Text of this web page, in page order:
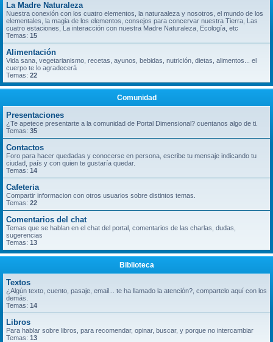
La Madre Naturaleza
Nuestra conexión con los cuatro elementos, la naturaaleza y nosotros, el mundo de los
elementales, la magia de los elementos, consejos para concervar nuestra Tierra, Las
cuatro estaciones, La interacción con nuestra Madre Naturaleza, Ecología, etc
Temas: 15
Alimentación
Vida sana, vegetarianismo, recetas, ayunos, bebidas, nutrición, dietas, alimentos... el
cuerpo te lo agradecerá
Temas: 22
Comunidad
Presentaciones
¿Te apetece presentarte a la comunidad de Portal Dimensional? cuentanos algo de ti.
Temas: 35
Contactos
Foro para hacer quedadas y conocerse en persona, escribe tu mensaje indicando tu
ciudad, país y con quien te gustaría quedar.
Temas: 14
Cafeteria
Compartir informacion con otros usuarios sobre distintos temas.
Temas: 22
Comentarios del chat
Temas que se hablan en el chat del portal, comentarios de las charlas, dudas,
sugerencias
Temas: 13
Biblioteca
Textos
¿Algún texto, cuento, pasaje, email... te ha llamado la atención?, compartelo aquí con los
demás.
Temas: 14
Libros
Para hablar sobre libros, para recomendar, opinar, buscar, y porque no intercambiar
Temas: 13